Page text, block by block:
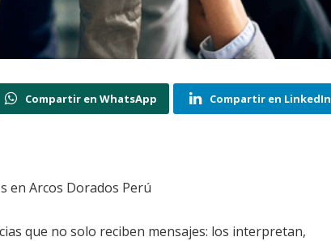
Compartir en WhatsApp Compartir en LinkedIn
en Arcos Dorados Perú
que no solo reciben mensajes: los interpretan,